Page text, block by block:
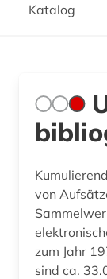
Katalog
von
zum Jahr
sind ca.